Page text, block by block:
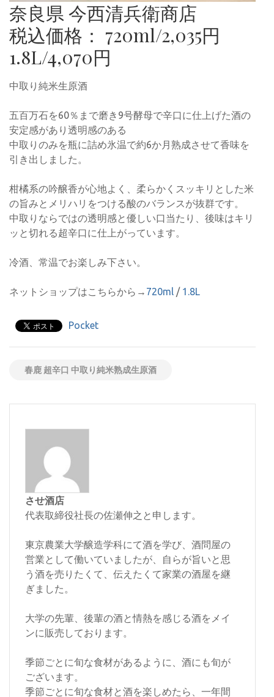
奈良県 今西清兵衛商店
税込価格： 720ml/2,035円
1.8L/4,070円
中取り純米生原酒
五百万石を60％まで磨き9号酵母で辛口に仕上げた酒の
安定感があり透明感のある
中取りのみを瓶に詰め氷温で約6か月熟成させて香味を
引き出しました。
柑橘系の吟醸香が心地よく、柔らかくスッキリとした米
の旨みとメリハリをつける酸のバランスが抜群です。
中取りならではの透明感と優しい口当たり、後味はキリ
ッと切れる超辛口に仕上がっています。
冷酒、常温でお楽しみ下さい。
ネットショップはこちらから→ 720ml / 1.8L
Pocket
春鹿 超辛口 中取り純米熟成生原酒
させ酒店
代表取締役社長の佐瀬伸之と申します。
東京農業大学醸造学科にて酒を学び、酒問屋の
営業として働いていましたが、自らが旨いと思
う酒を売りたくて、伝えたくて家業の酒屋を継
ぎました。
大学の先輩、後輩の酒と情熱を感じる酒をメイ
ンに販売しております。
季節ごとに旬な食材があるように、酒にも旬が
ございます。
季節ごとに旬な食材と酒を楽しめたら、一年間